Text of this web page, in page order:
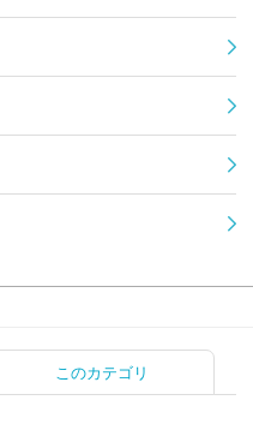
このカテゴリ